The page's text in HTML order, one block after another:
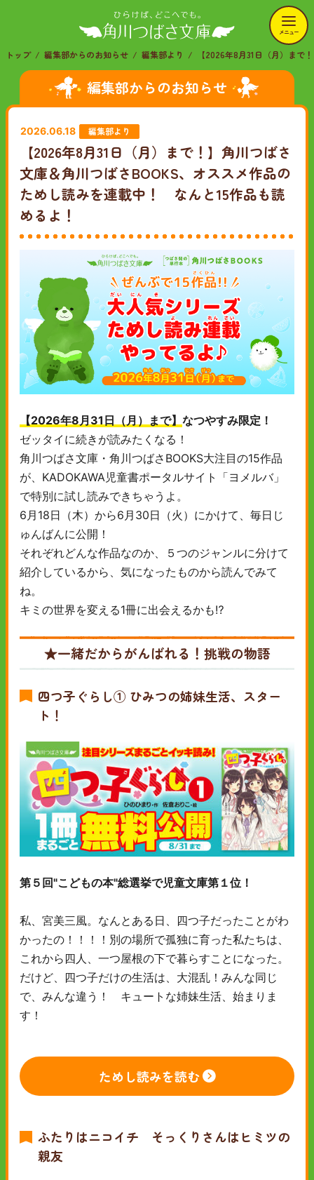
メニュー
トップ 編集部からのお知らせ 編集部より 【2026年8月31日（月）ま
編集部からのお知らせ
2026.06.18 編集部より
【2026年8月31日（月）まで！】角川つばさ
文庫＆角川つばさBOOKS、オススメ作品の
ためし読みを連載中！ なんと15作品も読
めるよ！
【2026年8月31日（月）まで】 なつやすみ限定！
ゼッタイに続きが読みたくなる！
角川つばさ文庫・角川つばさBOOKS大注目の15作品
が、KADOKAWA児童書ポータルサイト「ヨメルバ」
で特別に試し読みできちゃうよ。
6月18日（木）から6月30日（火）にかけて、毎日じ
ゅんばんに公開！
それぞれどんな作品なのか、５つのジャンルに分けて
紹介しているから、気になったものから読んでみて
ね。
キミの世界を変える1冊に出会えるかも⁉
★一緒だからがんばれる！挑戦の物語
四つ子ぐらし① ひみつの姉妹生活、スター
ト！
第５回"こどもの本"総選挙で児童文庫第１位！
私、宮美三風。なんとある日、四つ子だったことがわ
かったの！！！！別の場所で孤独に育った私たちは、
これから四人、一つ屋根の下で暮らすことになった。
だけど、四つ子だけの生活は、大混乱！みんな同じ
で、みんな違う！ キュートな姉妹生活、始まりま
す！
ためし読みを読む
ふたりはニコイチ そっくりさんはヒミツの
親友